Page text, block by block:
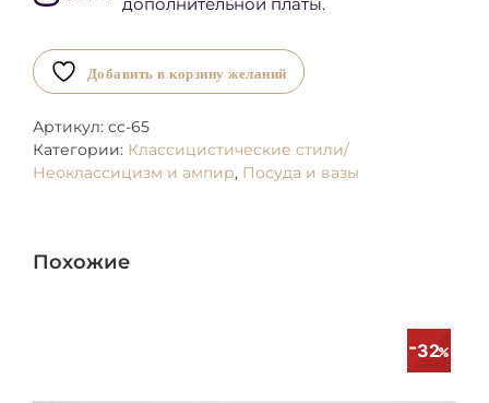
Добавить в корзину желаний
Артикул: cc-65
Категории: Классицистические стили/
Неоклассицизм и ампир, Посуда и вазы
Похожие
32